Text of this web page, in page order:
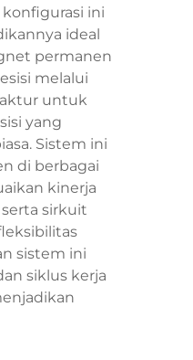
ini
ideal
permanen
melalui
untuk
yang
Sistem ini
di berbagai
kinerja
sirkuit
sistem ini
siklus kerja